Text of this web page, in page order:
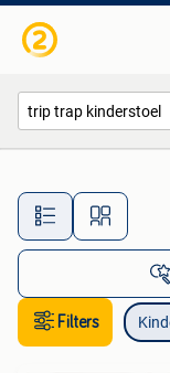
Filters